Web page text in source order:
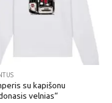
su kapišonu
velnias“